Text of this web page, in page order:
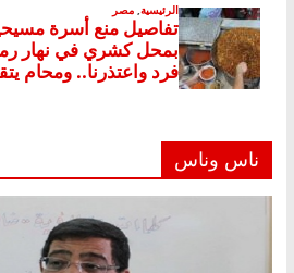
ناس وناس